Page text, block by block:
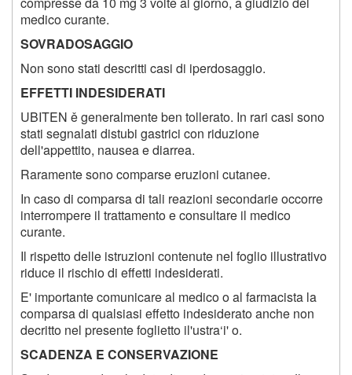
medico curante.
SOVRADOSAGGIO
Non sono stati descritti casi di iperdosaggio.
EFFETTI INDESIDERATI
UBITEN ě generalmente ben tollerato. In rari casi sono
stati segnalati distubi gastrici con riduzione
dell'appettito, nausea e diarrea.
Raramente sono comparse eruzioni cutanee.
In caso di comparsa di tali reazioni secondarie occorre
interrompere il trattamento e consultare il medico
curante.
Il rispetto delle istruzioni contenute nel foglio illustrativo
riduce il rischio di effetti indesiderati.
E' importante comunicare al medico o al farmacista la
comparsa di qualsiasi effetto indesiderato anche non
decritto nel presente foglietto il'ustra‘i' o.
SCADENZA E CONSERVAZIONE